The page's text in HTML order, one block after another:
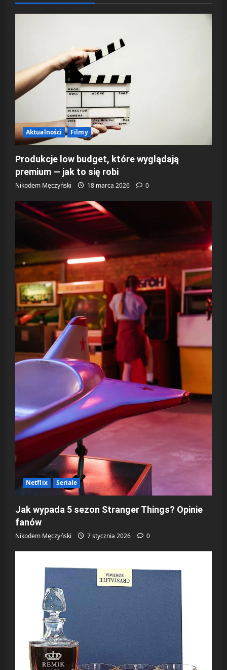
z
i
s
Aktualności Filmy
Produkcje low budget, które wyglądają
premium — jak to się robi
Nikodem Męczyński 18 marca 2026 0
Netflix Seriale
Jak wypada 5 sezon Stranger Things? Opinie
fanów
Nikodem Męczyński 7 stycznia 2026 0